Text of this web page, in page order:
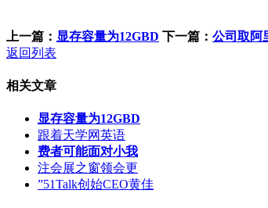
上一篇： 显存容量为12GBD 下一篇： 公司取阿
返回列表
相关文章
显存容量为12GBD
跟着天学网英语
费者可能面对小我
注会展之窗领会更
”51Talk创始CEO黄佳